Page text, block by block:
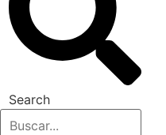
Search